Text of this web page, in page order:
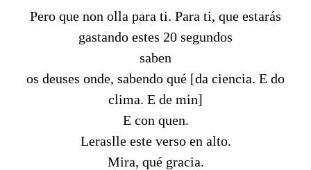
Pero que non olla para ti. Para ti, que estarás
gastando estes 20 segundos
saben
os deuses onde, sabendo qué [da ciencia. E do
clima. E de min]
E con quen.
Leraslle este verso en alto.
Mira, qué gracia.